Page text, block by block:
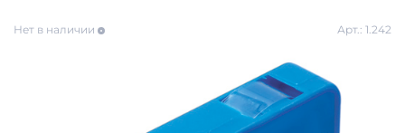
ПРОВОЛОКА, ГИЛЬЗЫ, ШИНЫ, КЛАММЕРА
Нет в наличии Арт.: 1.242